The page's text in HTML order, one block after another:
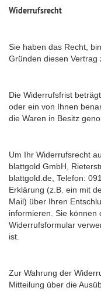
Widerrufsrecht
Sie haben das Recht,
Gründen diesen Vertrag
Die Widerrufsfrist
oder ein von Ihnen
die Waren in Besitz
Um Ihr Widerrufsrecht
blattgold GmbH,
blattgold.de, Telefon:
Erklärung (z.B. ein mit
Mail) über Ihren
informieren. Sie können
Widerrufsformular
ist.
Zur Wahrung der
Mitteilung über die